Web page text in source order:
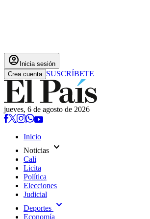
account_circle Inicia sesión
Crea cuenta SUSCRÍBETE
jueves, 6 de agosto de 2026
Inicio
Noticias expand_more
Cali
Licita
Política
Elecciones
Judicial
Deportes expand_more
Economía